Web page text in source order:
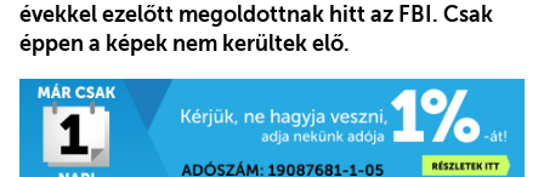
évekkel ezelőtt megoldottnak hitt az FBI. Csak
éppen a képek nem kerültek elő.